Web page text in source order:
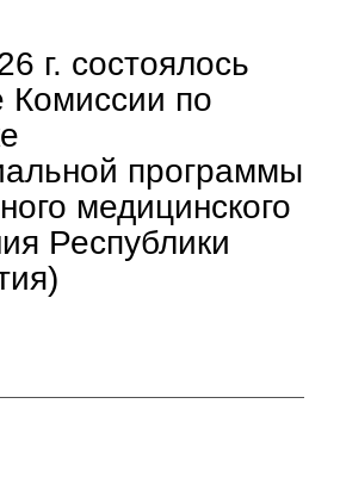
г. состоялось
Комиссии по
программы
медицинского
Республики